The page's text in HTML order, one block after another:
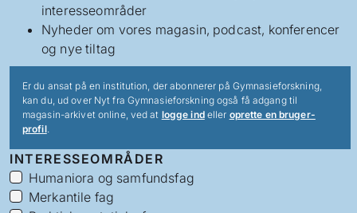
interesseområder
Nyheder om vores magasin, podcast, konferencer
og nye tiltag
Er du ansat på en institution, der abonnerer på Gymnasieforskning,
kan du, ud over Nyt fra Gymnasieforskning også få adgang til
magasin-arkivet online, ved at logge indeller oprette en bruger-
profil.
INTERESSEOMRÅDER
Humaniora og samfundsfag
Merkantile fag